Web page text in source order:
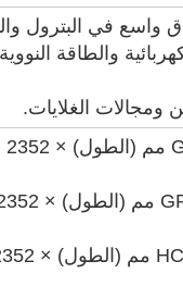
في البترول
والطاقة
ومجالات الغلايات.